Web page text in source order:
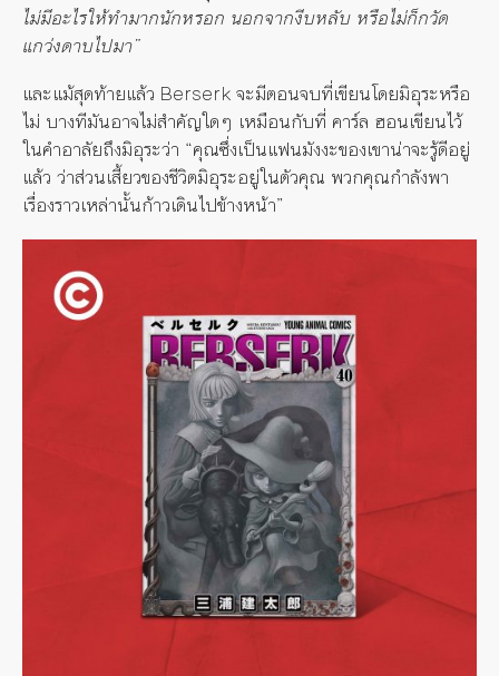
ไม่มีอะไรให้ทำมากนักหรอก นอกจากงีบหลับ หรือไม่ก็กวัด
แกว่งดาบไปมา”
และแม้สุดท้ายแล้ว Berserk จะมีตอนจบที่เขียนโดยมิอุระหรือ
ไม่ บางทีมันอาจไม่สำคัญใดๆ เหมือนกับที่ คาร์ล ฮอนเขียนไว้
ในคำอาลัยถึงมิอุระว่า “คุณซึ่งเป็นแฟนมังงะของเขาน่าจะรู้ดีอยู่
แล้ว ว่าส่วนเสี้ยวของชีวิตมิอุระอยู่ในตัวคุณ พวกคุณกำลังพา
เรื่องราวเหล่านั้นก้าวเดินไปข้างหน้า”